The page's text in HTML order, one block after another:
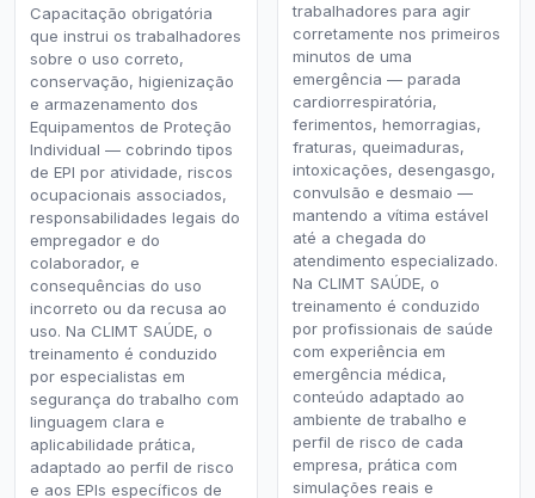
Capacitação obrigatória
que instrui os trabalhadores
sobre o uso correto,
conservação, higienização
e armazenamento dos
Equipamentos de Proteção
Individual — cobrindo tipos
de EPI por atividade, riscos
ocupacionais associados,
responsabilidades legais do
empregador e do
colaborador, e
consequências do uso
incorreto ou da recusa ao
uso. Na CLIMT SAÚDE, o
treinamento é conduzido
por especialistas em
segurança do trabalho com
linguagem clara e
aplicabilidade prática,
adaptado ao perfil de risco
e aos EPIs específicos de
trabalhadores para agir
corretamente nos primeiros
minutos de uma
emergência — parada
cardiorrespiratória,
ferimentos, hemorragias,
fraturas, queimaduras,
intoxicações, desengasgo,
convulsão e desmaio —
mantendo a vítima estável
até a chegada do
atendimento especializado.
Na CLIMT SAÚDE, o
treinamento é conduzido
por profissionais de saúde
com experiência em
emergência médica,
conteúdo adaptado ao
ambiente de trabalho e
perfil de risco de cada
empresa, prática com
simulações reais e